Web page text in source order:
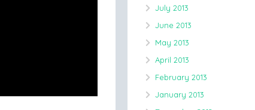
July 2013
June 2013
May 2013
April 2013
February 2013
January 2013